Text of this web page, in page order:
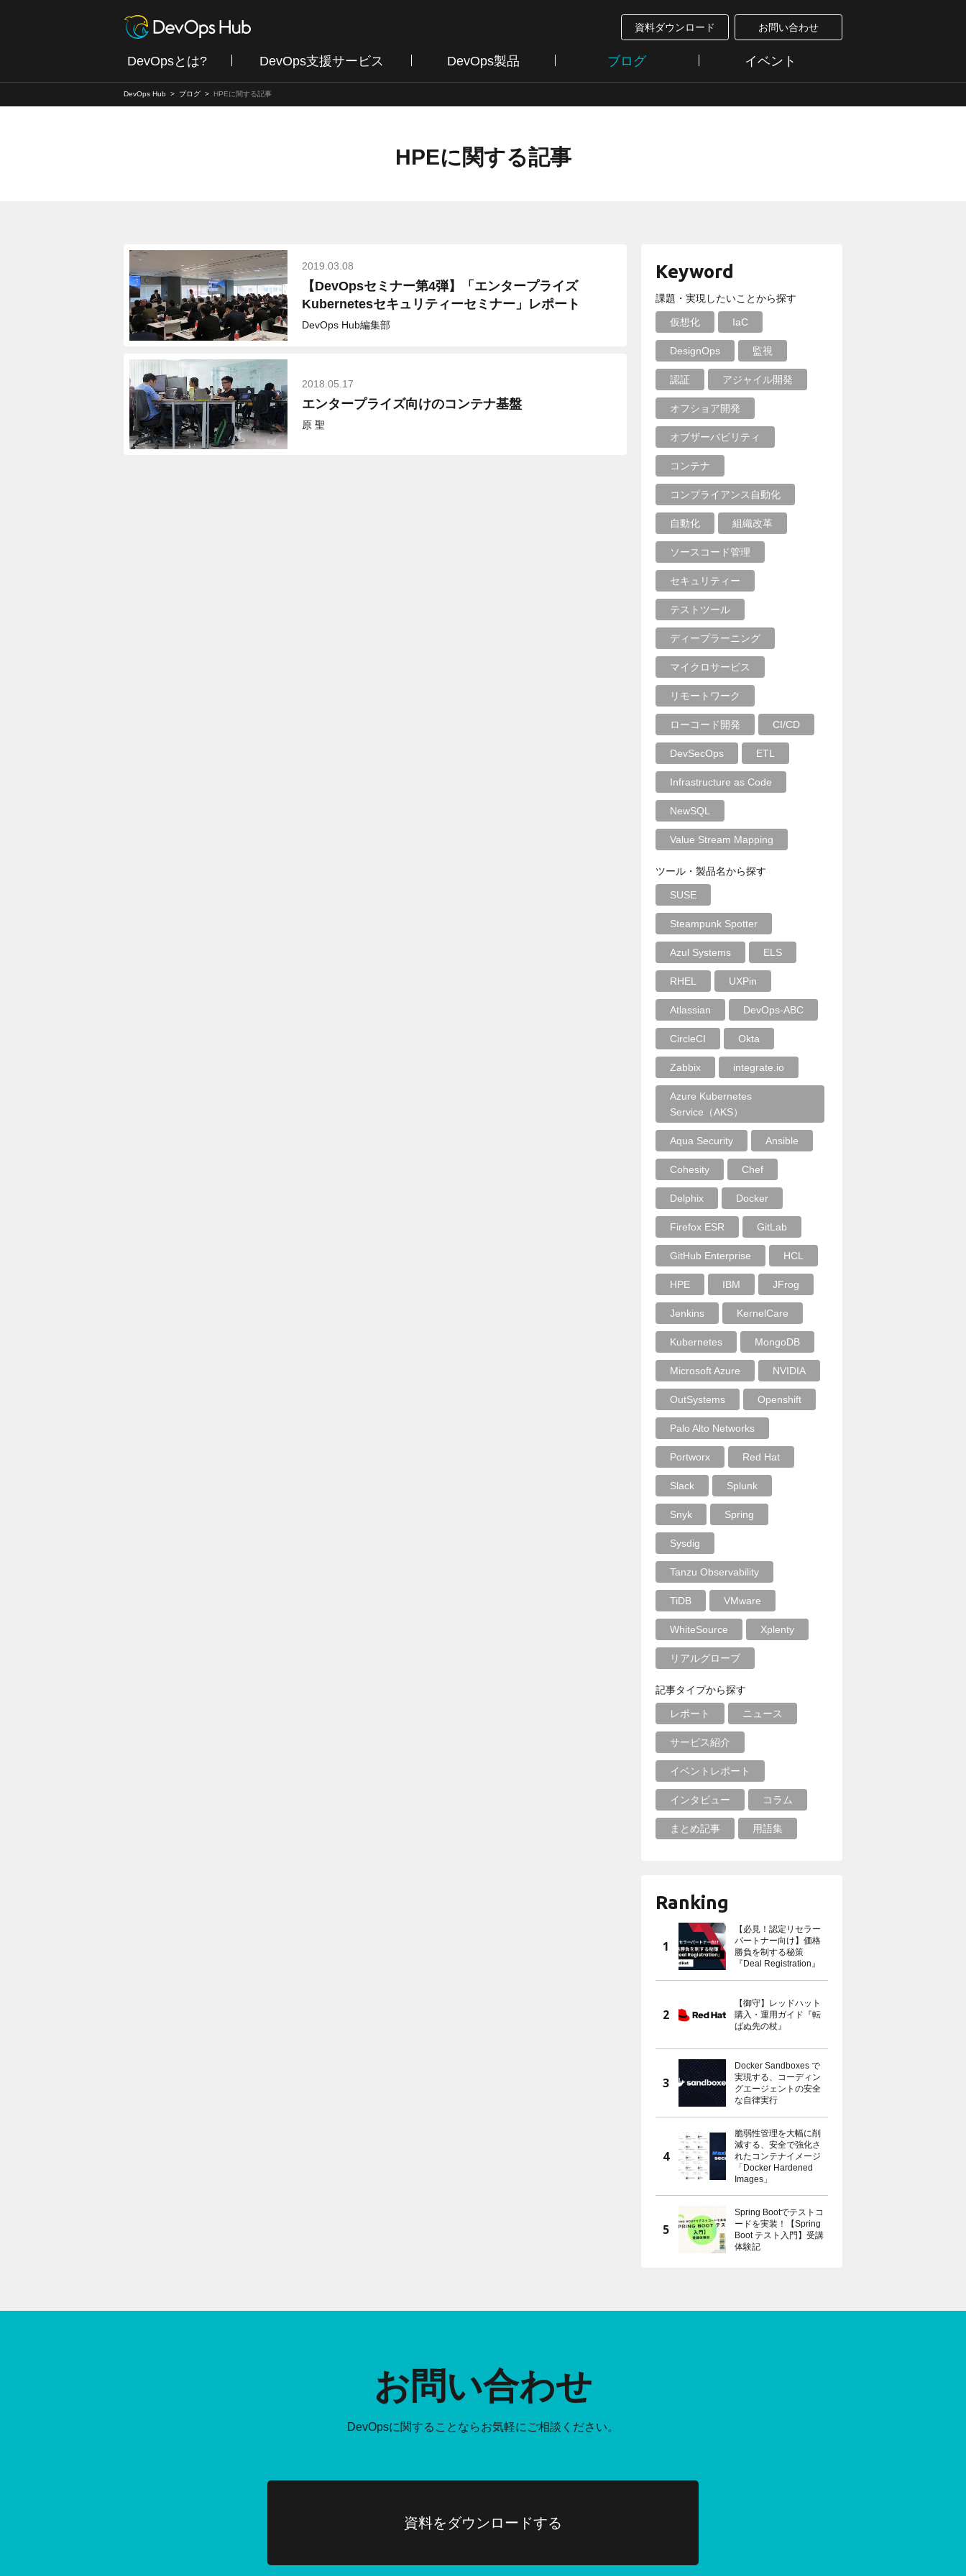
資料ダウンロード お問い合わせ
DevOpsとは? DevOps支援サービス DevOps製品 ブログ イベント
DevOps Hub ブログ HPEに関する記事
HPEに関する記事
2019.03.08
【DevOpsセミナー第4弾】「エンタープライズ
Kubernetesセキュリティーセミナー」レポート
DevOps Hub編集部
2018.05.17
エンタープライズ向けのコンテナ基盤
原 聖
Keyword
課題・実現したいことから探す
仮想化 IaC
DesignOps 監視
認証 アジャイル開発
オフショア開発
オブザーバビリティ
コンテナ
コンプライアンス自動化
自動化 組織改革
ソースコード管理
セキュリティー
テストツール
ディープラーニング
マイクロサービス
リモートワーク
ローコード開発 CI/CD
DevSecOps ETL
Infrastructure as Code
NewSQL
Value Stream Mapping
ツール・製品名から探す
SUSE
Steampunk Spotter
Azul Systems ELS
RHEL UXPin
Atlassian DevOps-ABC
CircleCI Okta
Zabbix integrate.io
Azure Kubernetes
Service（AKS）
Aqua Security Ansible
Cohesity Chef
Delphix Docker
Firefox ESR GitLab
GitHub Enterprise HCL
HPE IBM JFrog
Jenkins KernelCare
Kubernetes MongoDB
Microsoft Azure NVIDIA
OutSystems Openshift
Palo Alto Networks
Portworx Red Hat
Slack Splunk
Snyk Spring
Sysdig
Tanzu Observability
TiDB VMware
WhiteSource Xplenty
リアルグローブ
記事タイプから探す
レポート ニュース
サービス紹介
イベントレポート
インタビュー コラム
まとめ記事 用語集
Ranking
【必見！認定リセラー
パートナー向け】価格
勝負を制する秘策
『Deal Registration』
【御守】レッドハット
購入・運用ガイド『転
ばぬ先の杖』
Docker Sandboxes で
実現する、コーディン
グエージェントの安全
な自律実行
脆弱性管理を大幅に削
減する、安全で強化さ
れたコンテナイメージ
「Docker Hardened
Images」
Spring Bootでテストコ
ードを実装！【Spring
Boot テスト入門】受講
体験記
お問い合わせ
DevOpsに関することならお気軽にご相談ください。
資料をダウンロードする